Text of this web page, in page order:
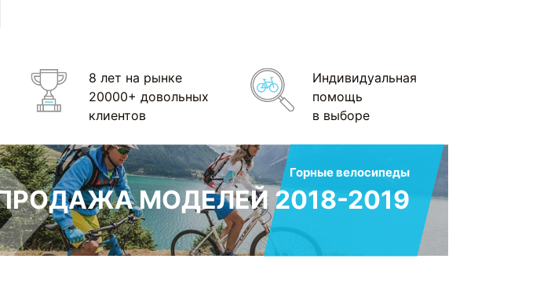
8 лет на рынке
20000+ довольных
клиентов
Индивидуальная
помощь
в выборе
Горные велосипеды
МОДЕЛЕЙ 2018-2019